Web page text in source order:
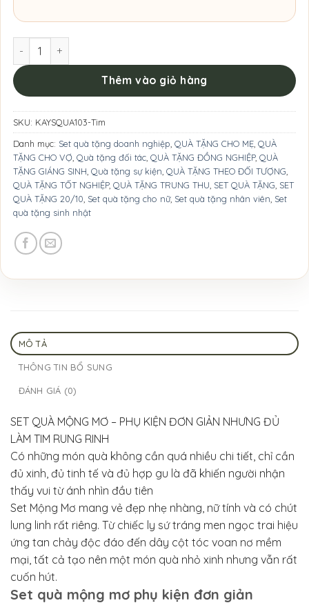
Set Quà Mộng Mơ Phụ Kiện Đơn Giản số lượng
Thêm vào giỏ hàng
SKU: KAYSQUA103-Tim
Danh mục: Set quà tặng doanh nghiệp QUÀ TẶNG CHO MẸ QUÀ
TẶNG CHO VỢ Quà tặng đối tác QUÀ TẶNG ĐỒNG NGHIỆP, QUÀ
TẶNG GIÁNG SINH Quà tặng sự kiện QUÀ TẶNG THEO ĐỐI TƯỢNG
QUÀ TẶNG TỐT NGHIỆP, QUÀ TẶNG TRUNG THU SET QUÀ TẶNG SET
QUÀ TẶNG 20/10 Set quà tặng cho nữ, Set quà tặng nhân viên Set
quà tặng sinh nhật
MÔ TẢ
THÔNG TIN BỔ SUNG
ĐÁNH GIÁ (0)
SET QUÀ MỘNG MƠ – PHỤ KIỆN ĐƠN GIẢN NHƯNG ĐỦ
LÀM TIM RUNG RINH
Có những món quà không cần quá nhiều chi tiết, chỉ cần
đủ xinh, đủ tinh tế và đủ hợp gu là đã khiến người nhận
thấy vui từ ánh nhìn đầu tiên
Set Mộng Mơ mang vẻ đẹp nhẹ nhàng, nữ tính và có chút
lung linh rất riêng. Từ chiếc ly sứ tráng men ngọc trai hiệu
ứng tan chảy độc đáo đến dây cột tóc voan nơ mềm
mại, tất cả tạo nên một món quà nhỏ xinh nhưng vẫn rất
cuốn hút.
Set quà mộng mơ phụ kiện đơn giản